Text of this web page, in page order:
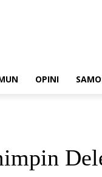
OPINI